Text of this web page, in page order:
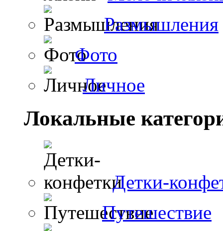
Размышления
Фото
Личное
Локальные
Детки-
Путешествие